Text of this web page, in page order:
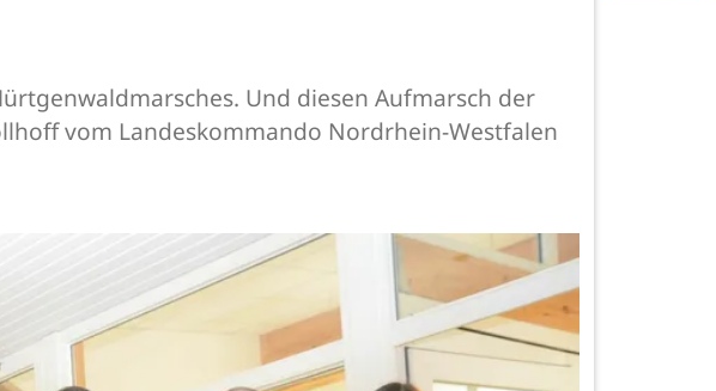
Und diesen Aufmarsch der
vom Landeskommando Nordrhein-Westfalen